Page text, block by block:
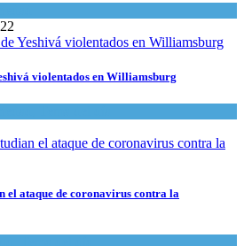
violentados en Williamsburg
el ataque de coronavirus contra la